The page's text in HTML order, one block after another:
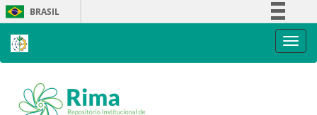
Skip
navigation
BRASIL